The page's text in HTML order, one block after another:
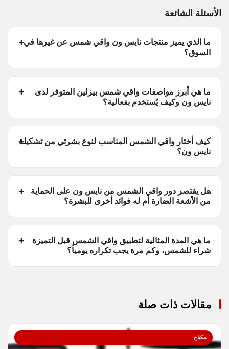
الأسئلة الشائعة
ما الذي يميز منتجات نايس ون واقي شمس عن غيرها في
السوق؟
ما هي أبرز مواصفات واقي شمس بيزلين المتوفر لدى
نايس ون وكيف يُستخدم بفعالية؟
كيف أختار واقي الشمس المناسب لنوع بشرتي من تشكيلة
نايس ون؟
هل يقتصر دور واقي الشمس من نايس ون على الحماية
من الأشعة الضارة أم له فوائد أخرى للبشرة؟
ما هي المدة المثالية لتطبيق واقي الشمس قبل التميزة
شراء للشمس، وكم مرة يجب تكراره يومياً؟
مقالات ذات صلة
مكياج